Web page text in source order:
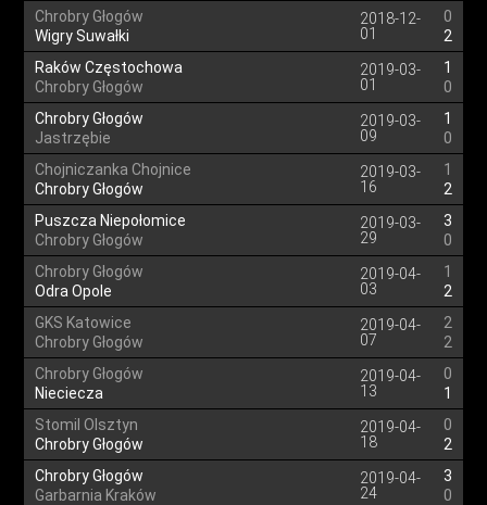
Chrobry Głogów
Wigry Suwałki
2018-12-
01
0
2
Raków Częstochowa
Chrobry Głogów
2019-03-
01
1
0
Chrobry Głogów
Jastrzębie
2019-03-
09
1
0
Chojniczanka Chojnice
Chrobry Głogów
2019-03-
16
1
2
Puszcza Niepołomice
Chrobry Głogów
2019-03-
29
3
0
Chrobry Głogów
Odra Opole
2019-04-
03
1
2
GKS Katowice
Chrobry Głogów
2019-04-
07
2
2
Chrobry Głogów
Nieciecza
2019-04-
13
0
1
Stomil Olsztyn
Chrobry Głogów
2019-04-
18
0
2
Chrobry Głogów
Garbarnia Kraków
2019-04-
24
3
0